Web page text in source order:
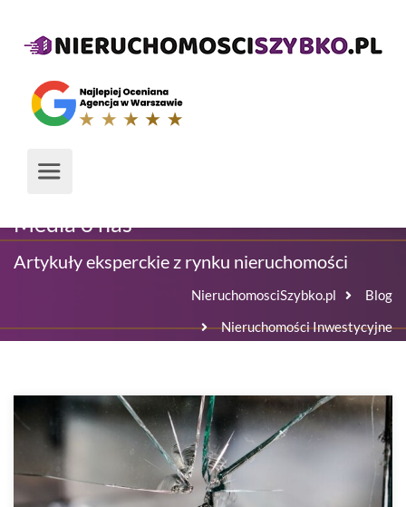
Media o nas
Artykuły eksperckie z rynku nieruchomości
NieruchomosciSzybko.pl
Blog
Nieruchomości Inwestycyjne